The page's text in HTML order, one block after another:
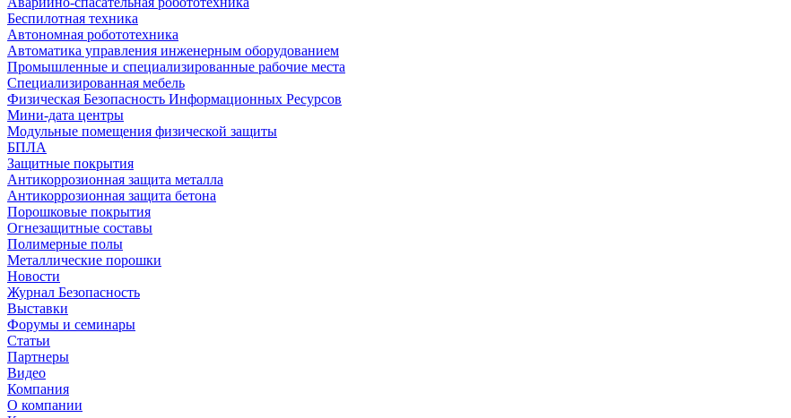
Беспилотная техника
Автономная робототехника
Автоматика управления инженерным оборудованием
Промышленные и специализированные рабочие места
Специализированная мебель
Физическая Безопасность Информационных Ресурсов
Мини-дата центры
Модульные помещения физической защиты
БПЛА
Защитные покрытия
Антикоррозионная защита металла
Антикоррозионная защита бетона
Порошковые покрытия
Огнезащитные составы
Полимерные полы
Металлические порошки
Новости
Журнал Безопасность
Выставки
Форумы и семинары
Статьи
Партнеры
Видео
Компания
О компании